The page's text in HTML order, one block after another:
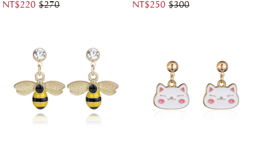
NT$220 $270 NT$250 $300